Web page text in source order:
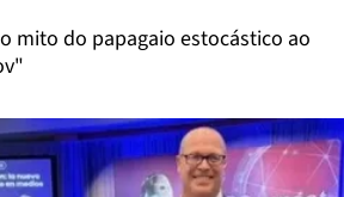
mito do papagaio estocástico ao